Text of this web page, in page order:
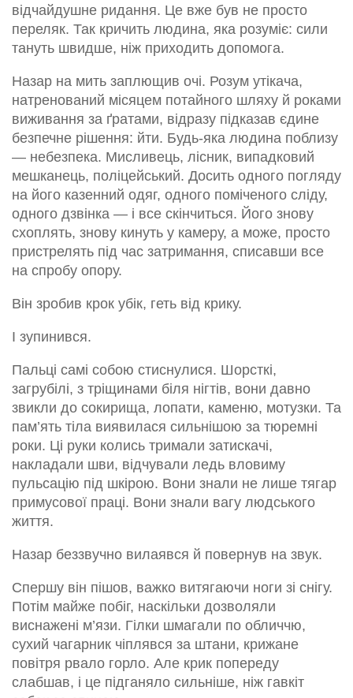
відчайдушне ридання. Це вже був не просто
переляк. Так кричить людина, яка розуміє: сили
тануть швидше, ніж приходить допомога.
Назар на мить заплющив очі. Розум утікача,
натренований місяцем потайного шляху й роками
виживання за ґратами, відразу підказав єдине
безпечне рішення: йти. Будь-яка людина поблизу
— небезпека. Мисливець, лісник, випадковий
мешканець, поліцейський. Досить одного погляду
на його казенний одяг, одного поміченого сліду,
одного дзвінка — і все скінчиться. Його знову
схоплять, знову кинуть у камеру, а може, просто
пристрелять під час затримання, списавши все
на спробу опору.
Він зробив крок убік, геть від крику.
І зупинився.
Пальці самі собою стиснулися. Шорсткі,
загрубілі, з тріщинами біля нігтів, вони давно
звикли до сокирища, лопати, каменю, мотузки. Та
пам’ять тіла виявилася сильнішою за тюремні
роки. Ці руки колись тримали затискачі,
накладали шви, відчували ледь вловиму
пульсацію під шкірою. Вони знали не лише тягар
примусової праці. Вони знали вагу людського
життя.
Назар беззвучно вилаявся й повернув на звук.
Спершу він пішов, важко витягаючи ноги зі снігу.
Потім майже побіг, наскільки дозволяли
виснажені м’язи. Гілки шмагали по обличчю,
сухий чагарник чіплявся за штани, крижане
повітря рвало горло. Але крик попереду
слабшав, і це підганяло сильніше, ніж гавкіт